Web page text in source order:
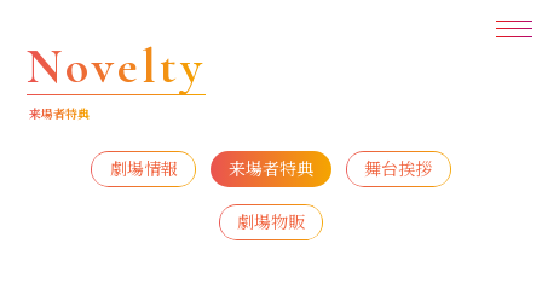
Novelty
来場者特典
劇場情報 来場者特典 舞台挨拶
劇場物販